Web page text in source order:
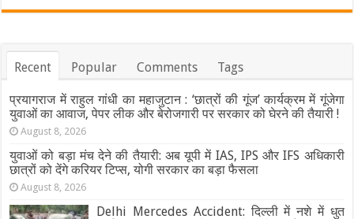
Recent Popular Comments Tags
प्रयागराज में राहुल गांधी का महाजुटान : ‘छात्रों की गूंज’ कार्यक्रम में गूंजेगा
युवाओं का आवाज, पेपर लीक और बेरोजगारी पर सरकार को घेरने की तैयारी !
August 8, 2026
युवाओं को बड़ा मंच देने की तैयारी: अब यूपी में IAS, IPS और IFS अधिकारी
छात्रों को देंगे करियर टिप्स, योगी सरकार का बड़ा फैसला
August 8, 2026
Delhi Mercedes Accident: दिल्ली में नशे में धुत